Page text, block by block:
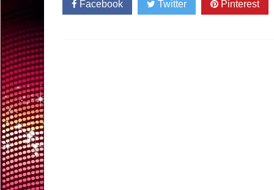
Facebook Twitter Pinterest